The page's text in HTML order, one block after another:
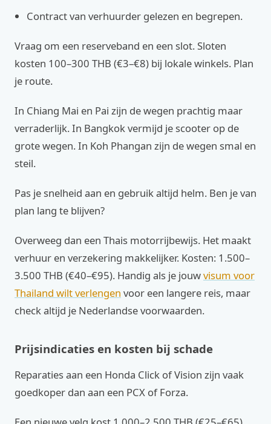
Contract van verhuurder gelezen en begrepen.
Vraag om een reserveband en een slot. Sloten
kosten 100–300 THB (€3–€8) bij lokale winkels. Plan
je route.
In Chiang Mai en Pai zijn de wegen prachtig maar
verraderlijk. In Bangkok vermijd je scooter op de
grote wegen. In Koh Phangan zijn de wegen smal en
steil.
Pas je snelheid aan en gebruik altijd helm. Ben je van
plan lang te blijven?
Overweeg dan een Thais motorrijbewijs. Het maakt
verhuur en verzekering makkelijker. Kosten: 1.500–
3.500 THB (€40–€95). Handig als je jouwvisum voor
Thailand wilt verlengen voor een langere reis, maar
check altijd je Nederlandse voorwaarden.
Prijsindicaties en kosten bij schade
Reparaties aan een Honda Click of Vision zijn vaak
goedkoper dan aan een PCX of Forza.